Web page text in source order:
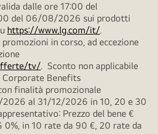
dalle ore 17:00 del
del 06/08/2026 sui prodotti
https://www.lg.com/it/.
in corso, ad eccezione
tv/. Sconto non applicabile
Benefits
finalità promozionale
al 31/12/2026 in 10, 20 e 30
Prezzo del bene €
0%, in 10 rate da 90 €, 20 rate da